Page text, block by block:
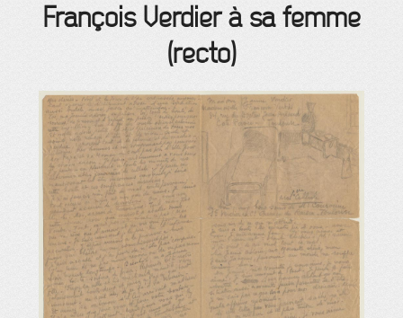
François Verdier à sa femme
(recto)